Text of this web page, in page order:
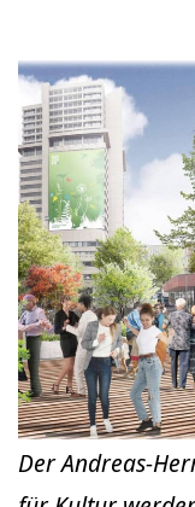
Der Andreas-